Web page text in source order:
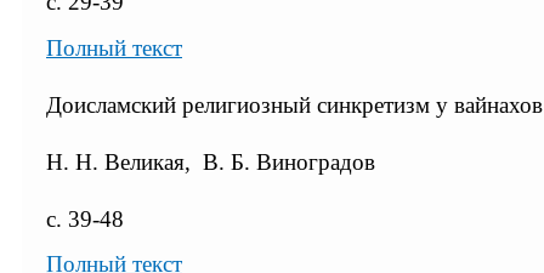
Полный текст
Доисламский религиозный синкретизм у вайнахов
Н. Н. Великая, В. Б. Виноградов
с. 39-48
Полный текст